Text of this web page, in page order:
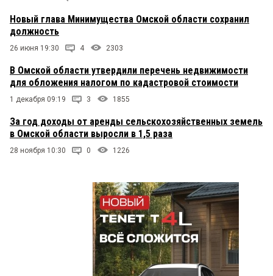
Новый глава Минимущества Омской области сохранил
должность
26 июня 19:30 4 2303
В Омской области утвердили перечень недвижимости
для обложения налогом по кадастровой стоимости
1 декабря 09:19 3 1855
За год доходы от аренды сельскохозяйственных земель
в Омской области выросли в 1,5 раза
28 ноября 10:30 0 1226